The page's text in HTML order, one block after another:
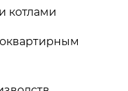
котлами